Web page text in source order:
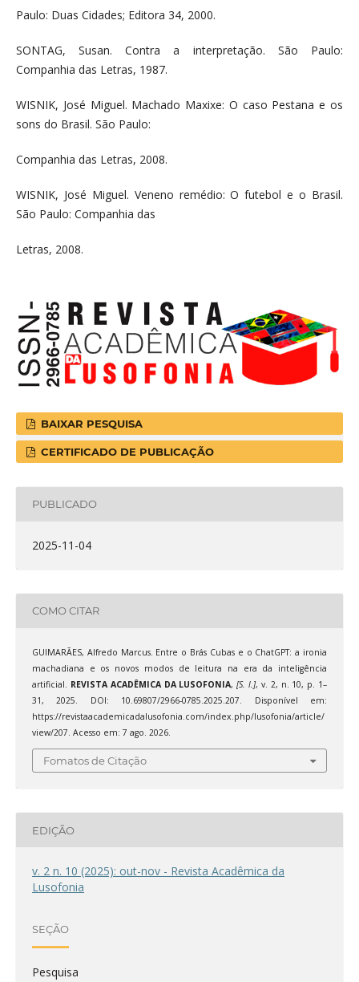
Paulo: Duas Cidades; Editora 34, 2000.
SONTAG, Susan. Contra a interpretação. São Paulo:
Companhia das Letras, 1987.
WISNIK, José Miguel. Machado Maxixe: O caso Pestana e os
sons do Brasil. São Paulo:
Companhia das Letras, 2008.
WISNIK, José Miguel. Veneno remédio: O futebol e o Brasil.
São Paulo: Companhia das
Letras, 2008.
BAIXAR PESQUISA
CERTIFICADO DE PUBLICAÇÃO
PUBLICADO
2025-11-04
COMO CITAR
GUIMARÃES, Alfredo Marcus. Entre o Brás Cubas e o ChatGPT: a ironia
machadiana e os novos modos de leitura na era da inteligência
artificial. REVISTA ACADÊMICA DA LUSOFONIA,[S. l.], v. 2, n. 10, p. 1–
31, 2025. DOI: 10.69807/2966-0785.2025.207. Disponível em:
https://revistaacademicadalusofonia.com/index.php/lusofonia/article/
view/207. Acesso em: 7 ago. 2026.
Fomatos de Citação
EDIÇÃO
v. 2 n. 10 (2025): out-nov - Revista Acadêmica da
Lusofonia
SEÇÃO
Pesquisa